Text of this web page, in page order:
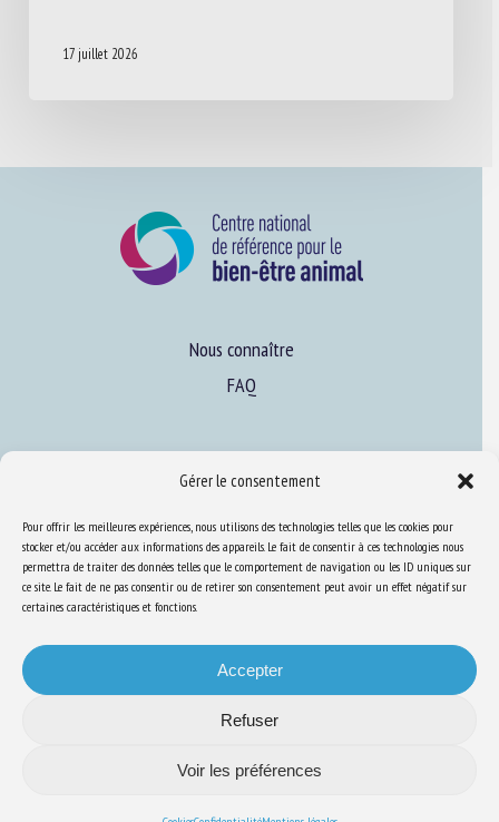
Gérer le consentement
Pour offrir les meilleures expériences, nous utilisons des technologies telles que les cookies pour
stocker et/ou accéder aux informations des appareils. Le fait de consentir à ces technologies nous
permettra de traiter des données telles que le comportement de navigation ou les ID uniques sur
ce site. Le fait de ne pas consentir ou de retirer son consentement peut avoir un effet négatif sur
certaines caractéristiques et fonctions.
Accepter
Refuser
Voir les préférences
17 juillet 2026
Nous connaître
FAQ
Se former au BEA
S’abonner aux actualités